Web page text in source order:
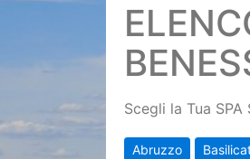
Scegli la Tua
Abruzzo